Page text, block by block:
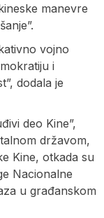
manevre
vojno
i
dodala je
deo Kine”,
državom,
Kine, otkada su
Nacionalne
u građanskom